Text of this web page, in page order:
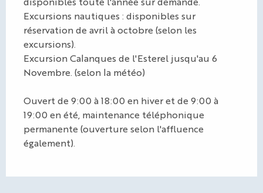
Excursions nautiques : disponibles sur
réservation de avril à octobre (selon les
excursions).
Excursion Calanques de l'Esterel jusqu'au 6
Novembre. (selon la météo)
Ouvert de 9:00 à 18:00 en hiver et de 9:00 à
19:00 en été, maintenance téléphonique
permanente (ouverture selon l'affluence
également).